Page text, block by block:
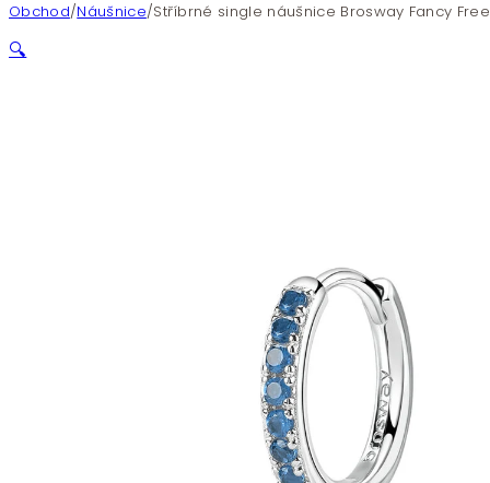
Obchod/Náušnice/Stříbrné single náušnice Brosway Fancy
🔍